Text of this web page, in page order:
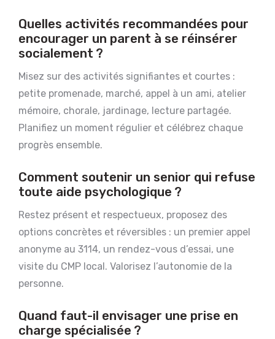
Quelles activités recommandées pour
encourager un parent à se réinsérer
socialement ?
Misez sur des activités signifiantes et courtes :
petite promenade, marché, appel à un ami, atelier
mémoire, chorale, jardinage, lecture partagée.
Planifiez un moment régulier et célébrez chaque
progrès ensemble.
Comment soutenir un senior qui refuse
toute aide psychologique ?
Restez présent et respectueux, proposez des
options concrètes et réversibles : un premier appel
anonyme au 3114, un rendez-vous d’essai, une
visite du CMP local. Valorisez l’autonomie de la
personne.
Quand faut-il envisager une prise en
charge spécialisée ?